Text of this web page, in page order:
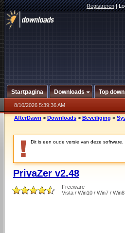
Registreren|
Startpagina Downloads Top
8/10/2026 5:39:36 AM
AfterDawn > Downloads > Beveiliging >
Dit is een oude versie van deze
PrivaZer v2.48
Freeware
Vista / Win10 / Win7 /